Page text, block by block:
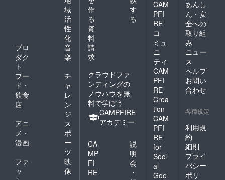
域
活
性
化
プロ
ダク
ト
音
楽
フー
ド・
飲食
店
チ
ャ
レ
ン
ジ
アニ
メ・
漫画
ス
ポ
ー
ツ
ファ
ッ
映
像
作
る
す
る
資
料
請
求
クラウドファ
ンディングの
ノウハウを無
料で学ぼう
CAMPFIRE
アカデミー
CA
MP
FI
RE
説
明
会
・
CAM
PFI
RE
コ
ミュ
ニ
ティ
CAM
PFI
RE
Crea
tion
CAM
PFI
RE
for
Soci
al
Goo
あんし
ん・安
全への
取り組
み
ニュー
ス
ヘルプ
お問い
合わせ
各種規定
利用規
約
細則
プライ
バシー
ポリ